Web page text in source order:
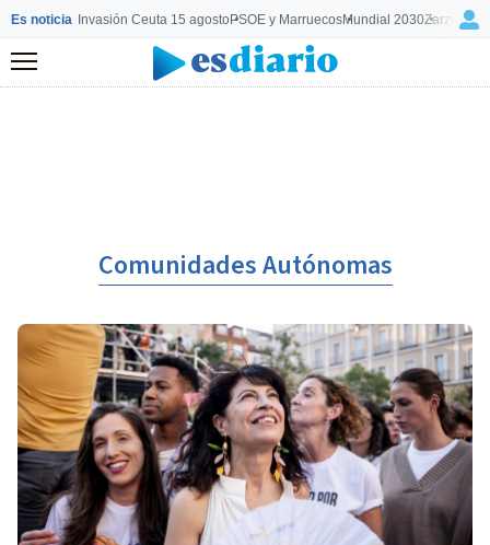
Es noticia Invasión Ceuta 15 agostoPSOE y MarruecosMundial 2030Zarzuela
Menú
Comunidades Autónomas